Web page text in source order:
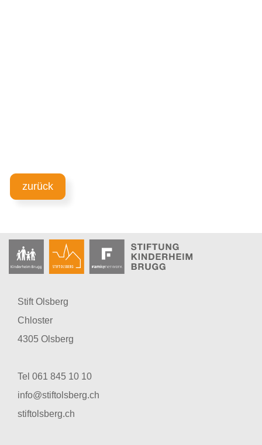
zurück
Stift Olsberg
Chloster
4305 Olsberg
Tel 061 845 10 10
info@stiftolsberg.ch
stiftolsberg.ch